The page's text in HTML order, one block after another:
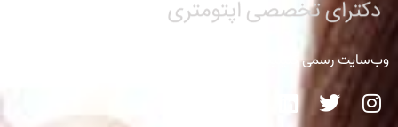
وب‌سایت رسمی کلینیک تخصصی دکتر اسهرلوس